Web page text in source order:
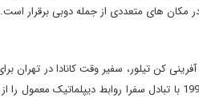
مکان های متعددی از جمله دوبی برقرار است.